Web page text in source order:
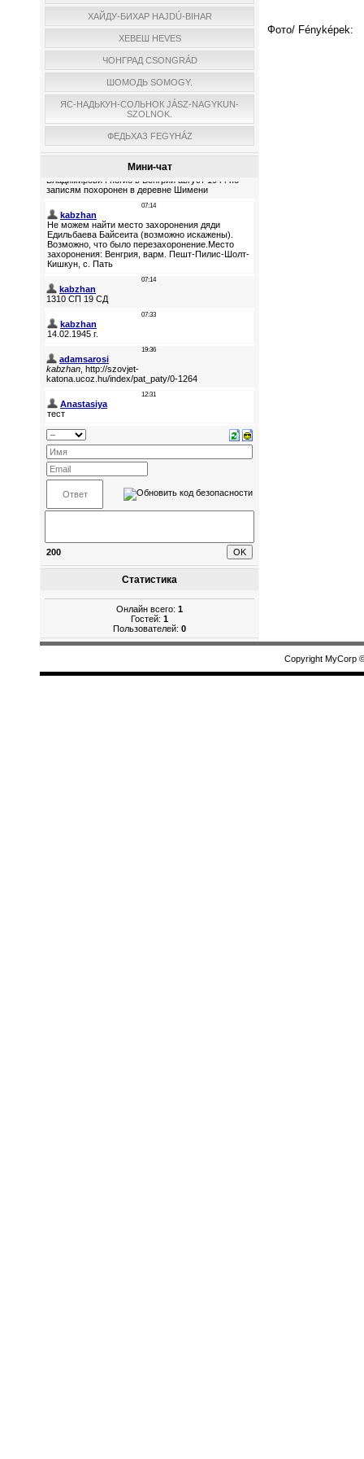
ХАЙДУ-БИХАР HAJDÚ-BIHAR
ХЕВЕШ HEVES
ЧОНГРАД CSONGRÁD
ШОМОДЬ SOMOGY.
ЯС-НАДЬКУН-СОЛЬНОК JÁSZ-NAGYKUN-
SZOLNOK.
ФЕДЬХАЗ FEGYHÁZ
Мини-чат
200
Статистика
Онлайн всего: 1
Гостей: 1
Пользователей: 0
Фото/ Fényképek:
Copyright MyCorp